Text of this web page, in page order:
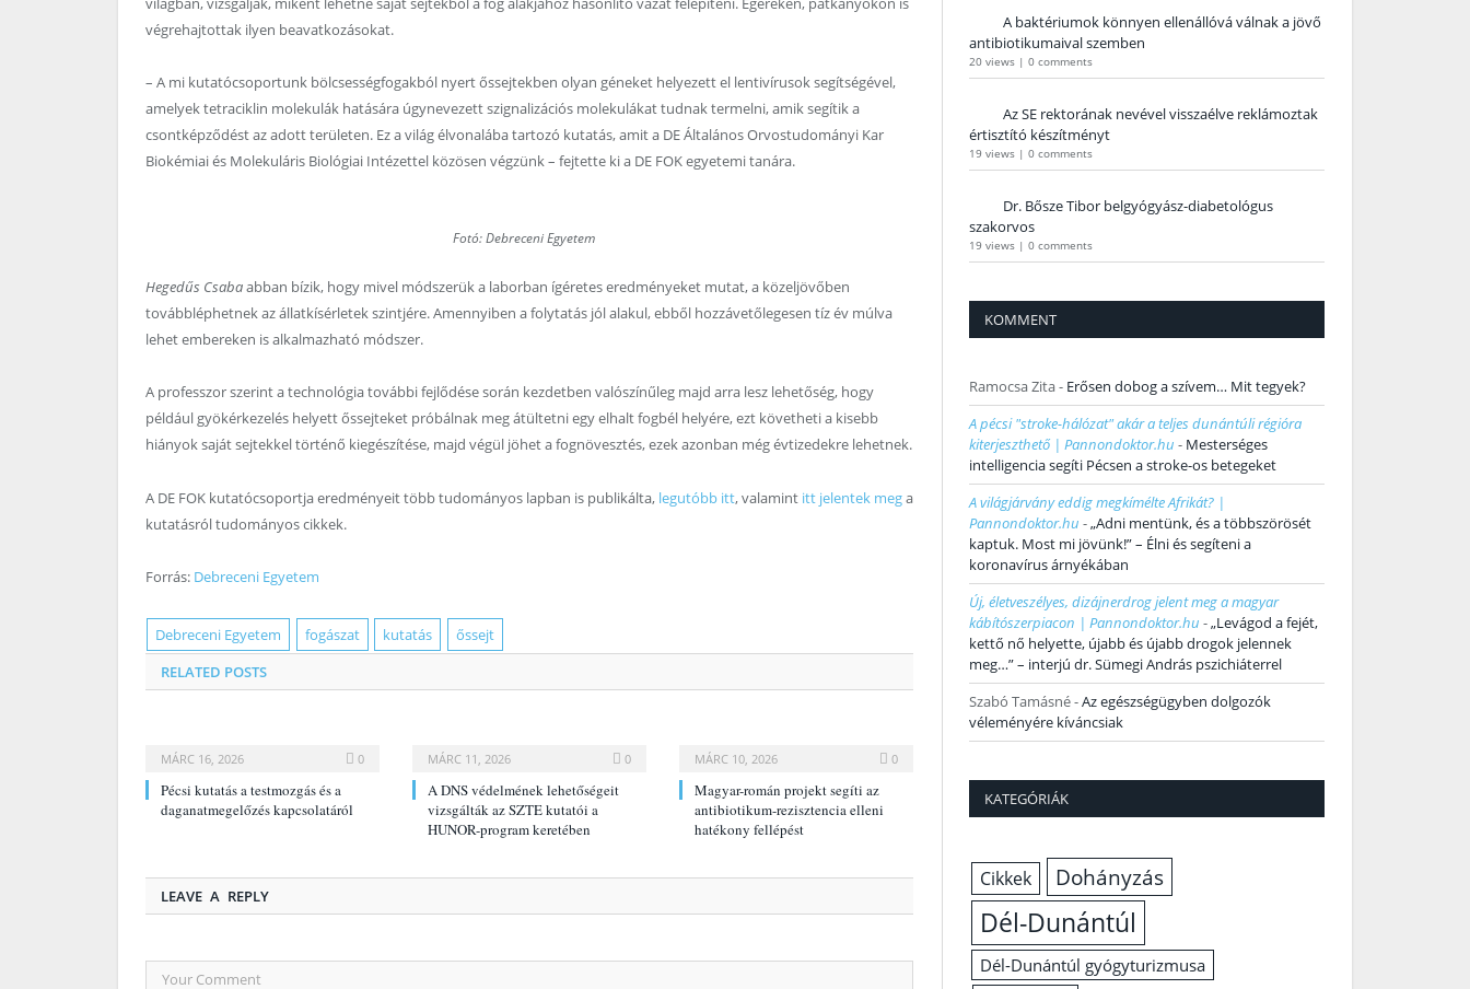
végrehajtottak ilyen beavatkozásokat.
– A mi kutatócsoportunk bölcsességfogakból nyert őssejtekben olyan géneket helyezett el lentivírusok segítségével,
amelyek tetraciklin molekulák hatására úgynevezett szignalizációs molekulákat tudnak termelni, amik segítik a
csontképződést az adott területen. Ez a világ élvonalába tartozó kutatás, amit a DE Általános Orvostudományi Kar
Biokémiai és Molekuláris Biológiai Intézettel közösen végzünk – fejtette ki a DE FOK egyetemi tanára.
Fotó: Debreceni Egyetem
Hegedűs Csabaabban bízik, hogy mivel módszerük a laborban ígéretes eredményeket mutat, a közeljövőben
továbbléphetnek az állatkísérletek szintjére. Amennyiben a folytatás jól alakul, ebből hozzávetőlegesen tíz év múlva
lehet embereken is alkalmazható módszer.
A professzor szerint a technológia további fejlődése során kezdetben valószínűleg majd arra lesz lehetőség, hogy
például gyökérkezelés helyett őssejteket próbálnak meg átültetni egy elhalt fogbél helyére, ezt követheti a kisebb
hiányok saját sejtekkel történő kiegészítése, majd végül jöhet a fognövesztés, ezek azonban még évtizedekre lehetnek.
A DE FOK kutatócsoportja eredményeit több tudományos lapban is publikálta, legutóbb itt, valamint itt jelentek mega
kutatásról tudományos cikkek.
Forrás: Debreceni Egyetem
Debreceni Egyetem fogászat kutatás
őssejt
RELATED POSTS
MÁRC 16, 2026 0
Pécsi kutatás a testmozgás és a
daganatmegelőzés kapcsolatáról
MÁRC 11, 2026 0
A DNS védelmének lehetőségeit
vizsgálták az SZTE kutatói a
HUNOR-program keretében
MÁRC 10, 2026 0
Magyar-román projekt segíti az
antibiotikum-rezisztencia elleni
hatékony fellépést
LEAVE A REPLY
A baktériumok könnyen ellenállóvá válnak a jövő
antibiotikumaival szemben
20 views | 0 comments
Az SE rektorának nevével visszaélve reklámoztak
értisztító készítményt
19 views | 0 comments
Dr. Bősze Tibor belgyógyász-diabetológus
szakorvos
19 views | 0 comments
KOMMENT
Ramocsa Zita- Erősen dobog a szívem… Mit tegyek?
A pécsi "stroke-hálózat" akár a teljes dunántúli régióra
kiterjeszthető | Pannondoktor.hu - Mesterséges
intelligencia segíti Pécsen a stroke-os betegeket
A világjárvány eddig megkímélte Afrikát? |
Pannondoktor.hu -„Adni mentünk, és a többszörösét
kaptuk. Most mi jövünk!” – Élni és segíteni a
koronavírus árnyékában
Új, életveszélyes, dizájnerdrog jelent meg a magyar
kábítószerpiacon | Pannondoktor.hu -„Levágod a fejét,
kettő nő helyette, újabb és újabb drogok jelennek
meg…” – interjú dr. Sümegi András pszichiáterrel
Szabó Tamásné-Az egészségügyben dolgozók
véleményére kíváncsiak
KATEGÓRIÁK
Cikkek Dohányzás
Dél-Dunántúl
Dél-Dunántúl gyógyturizmusa